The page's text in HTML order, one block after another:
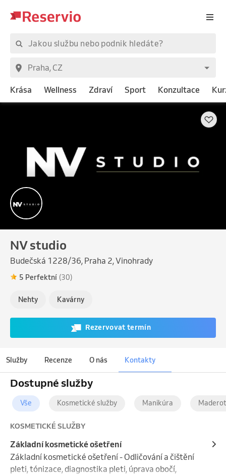
Krása Wellness Zdraví Sport Konzultace
NV studio
Budečská 1228/36, Praha 2, Vinohrady
5 Perfektní (30)
Nehty Kavárny
Rezervovat termín
Služby Recenze O nás Kontakty
Dostupné služby
Vše Kosmetické služby Manikúra
KOSMETICKÉ SLUŽBY
Základní kosmetické ošetření
Základní kosmetické ošetření - Odličování a čištění
pleti, tónizace, diagnostika pleti, úprava obočí,